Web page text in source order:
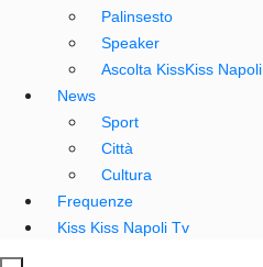
Palinsesto
Speaker
Ascolta KissKiss Napoli
News
Sport
Città
Cultura
Frequenze
Kiss Kiss Napoli Tv